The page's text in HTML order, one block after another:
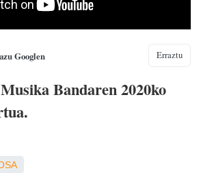
Googlen Erraztu
Bandaren 2020ko